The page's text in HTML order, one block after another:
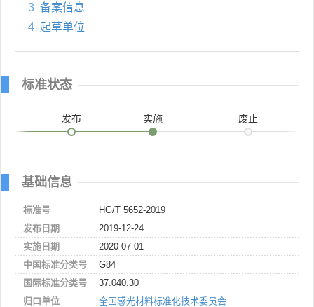
3 备案信息
4 起草单位
标准状态
发布 实施 废止
基础信息
标准号
HG/T 5652-2019
发布日期
2019-12-24
实施日期
2020-07-01
中国标准分类号
G84
国际标准分类号
37.040.30
归口单位
全国感光材料标准化技术委员会